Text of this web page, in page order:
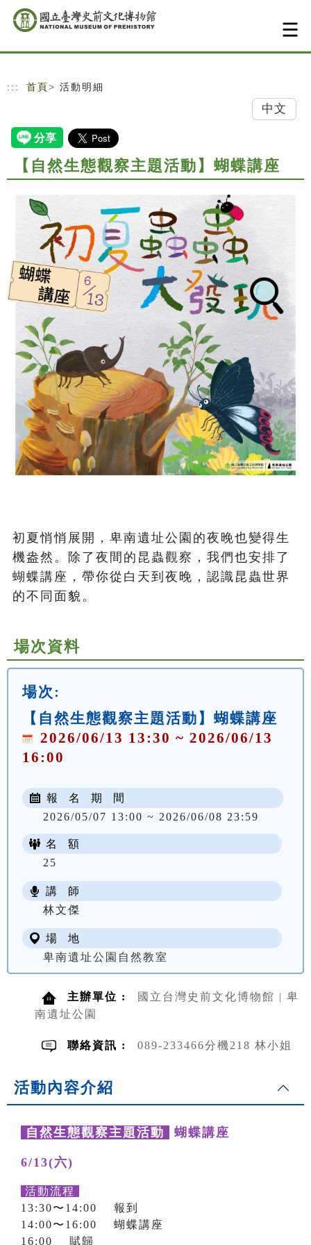
跳到主要內容
網站導覽
::: 首頁 > 活動明細
中文
【自然生態觀察主題活動】蝴蝶講座
初夏悄悄展開，卑南遺址公園的夜晚也變得生
機盎然。除了夜間的昆蟲觀察，我們也安排了
蝴蝶講座，帶你從白天到夜晚，認識昆蟲世界
的不同面貌。
場次資料
場次:
【自然生態觀察主題活動】蝴蝶講座
2026/06/13 13:30 ~ 2026/06/13
16:00
報 名 期 間
2026/05/07 13:00 ~ 2026/06/08 23:59
名 額
25
講 師
林文傑
場 地
卑南遺址公園自然教室
主辦單位 :
國立台灣史前文化博物館 | 卑
南遺址公園
聯絡資訊 : 089-233466分機218 林小姐
活動內容介紹
自然生態觀察主題活動 蝴蝶講座
6/13(六)
活動流程
13:30〜14:00 報到
14:00〜16:00 蝴蝶講座
16:00 賦歸